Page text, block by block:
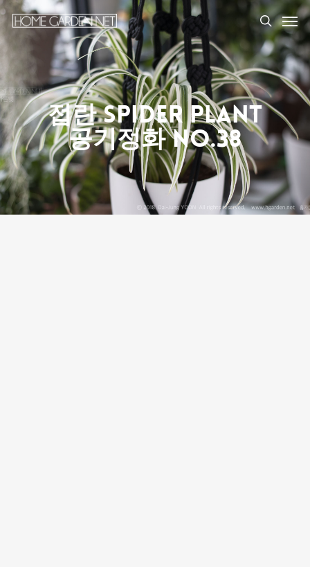
접란 Spider Plant
공기정화 No.38